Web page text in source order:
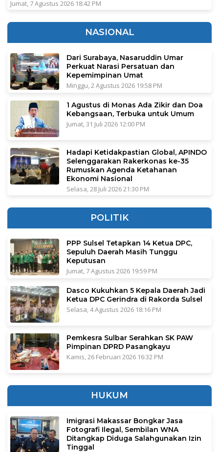
Jumat, 7 Agustus 2026 18:42 PM
NASIONAL
Dari Surabaya, Nasaruddin Umar
Perkuat Narasi Persatuan dan
Kepemimpinan Umat
Minggu, 2 Agustus 2026 19:58 PM
1 Agustus di Monas Ada Zikir dan Doa
Kebangsaan, Terbuka untuk Umum
Jumat, 31 Juli 2026 12:00 PM
Hadapi Ketidakpastian Global, APINDO
Selenggarakan Rakerkonas ke-35
Rumuskan Agenda Ketahanan
Ekonomi Nasional
Selasa, 28 Juli 2026 21:30 PM
POLITIK
PPP Sulsel Tetapkan 14 Ketua DPC,
Sepuluh Daerah Masih Tunggu
Keputusan
Jumat, 7 Agustus 2026 19:59 PM
Dasco Kukuhkan 5 Kepala Daerah Jadi
Ketua DPC Gerindra di Rakorda Sulsel
Selasa, 4 Agustus 2026 18:16 PM
Pemkesra Sulbar Serahkan SK PAW
Pimpinan DPRD Pasangkayu
Kamis, 26 Februari 2026 16:32 PM
HUKUM
Imigrasi Makassar Bongkar Jasa
Fotografi Ilegal, Sembilan WNA
Ditangkap Diduga Salahgunakan Izin
Tinggal